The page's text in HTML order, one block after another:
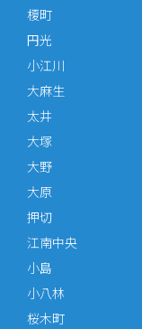
榎町
円光
小江川
大麻生
太井
大塚
大野
大原
押切
江南中央
小島
小八林
桜木町